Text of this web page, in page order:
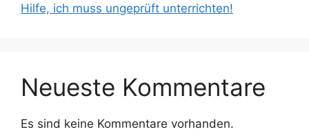
Hilfe, ich muss ungeprüft unterrichten!
Neueste Kommentare
Es sind keine Kommentare vorhanden.